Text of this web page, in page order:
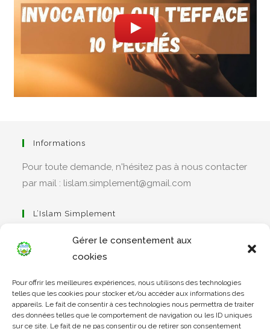
Gérer le consentement aux
cookies
Pour offrir les meilleures expériences, nous utilisons des technologies
telles que les cookies pour stocker et/ou accéder aux informations des
appareils. Le fait de consentir à ces technologies nous permettra de traiter
des données telles que le comportement de navigation ou les ID uniques
sur ce site. Le fait de ne pas consentir ou de retirer son consentement
Informations
Pour toute demande, n'hésitez pas à nous contacter
par mail : lislam.simplement@gmail.com
L’Islam Simplement
dans
un
nouvel
Apprendre Le Coran Simplement